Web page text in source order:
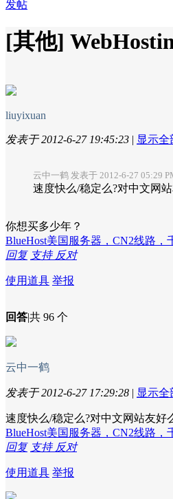
发帖
[其他]
liuyixuan
发表于 2012-6-27 19:45:23 | 显示全
云中一鹤 发表于 2012-6-27 05:29
速度快么/稳定么?对中文网
你想买多少年？
BlueHost美国服务器，CN2线路
回复 支持 反对
使用道具 举报
回答|共 96 个
云中一鹤
发表于 2012-6-27 17:29:28 | 显示全
速度快么/稳定么?对中文网站友好
BlueHost美国服务器，CN2线路
回复 支持 反对
使用道具 举报